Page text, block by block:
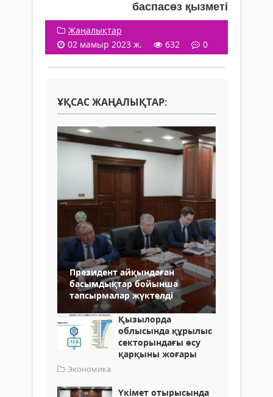
баспасөз қызметі
Жаңалықтар
02 мамыр 2023 ж.
632 0
ҰҚСАС ЖАҢАЛЫҚТАР:
Президент айқындаған
басымдықтар бойынша
тапсырмалар жүктелді
Қызылорда
облысында құрылыс
секторындағы өсу
қарқыны жоғары
Экономика
Үкімет отырысында